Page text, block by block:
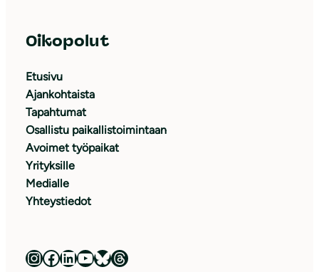
Oikopolut
Etusivu
Ajankohtaista
Tapahtumat
Osallistu paikallistoimintaan
Avoimet työpaikat
Yrityksille
Medialle
Yhteystiedot
Luonnonsuojeluliitto Instagramissa Luonnonsuojeluliitto Facebookissa Luonnonsuojeluliitto LinkedInissä Luonnonsuojeluliiton YouTube-kanava Luonnonsuojeluliitto Blueskyssa Luonnonsuojeluliitto Threadsissa